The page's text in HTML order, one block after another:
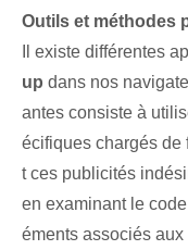
Outils et méthodes
Il existe différentes
up dans nos
antes consiste à
écifiques chargés de
t ces publicités
en examinant le
éments associés